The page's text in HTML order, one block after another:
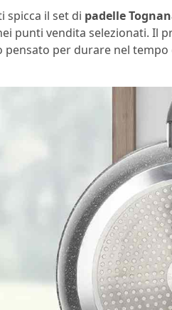
spicca il set di padelle
punti vendita selezionati. Il
per durare nel